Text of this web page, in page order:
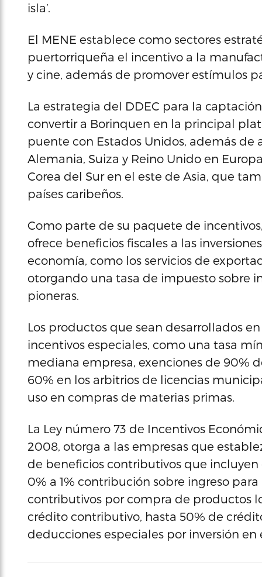
isla’.
El MENE establece como sectores
puertorriqueña el incentivo a la
y cine, además de promover estímulos
La estrategia del DDEC para la
convertir a Borinquen en la principal
puente con Estados Unidos, además de
Alemania, Suiza y Reino Unido en
Corea del Sur en el este de Asia, que
países caribeños.
Como parte de su paquete de
ofrece beneficios fiscales a las
economía, como los servicios de
otorgando una tasa de impuesto sobre
pioneras.
Los productos que sean desarrollados
incentivos especiales, como una tasa
mediana empresa, exenciones de 90%
60% en los arbitrios de licencias
uso en compras de materias primas.
La Ley número 73 de Incentivos
2008, otorga a las empresas que
de beneficios contributivos que
0% a 1% contribución sobre ingreso
contributivos por compra de productos
crédito contributivo, hasta 50% de
deducciones especiales por inversión